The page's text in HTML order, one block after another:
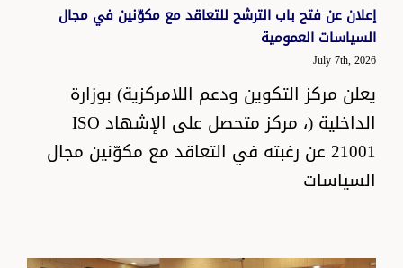
إعلان عن فتح باب الترشح للتعاقد مع مكوّنين في مجال
السياسات العمومية
July 7th, 2026
يعلن مركز التكوين ودعم اللامركزية) بوزارة
الداخلية (، مركز متحصل على الإشهاد ISO
21001 عن رغبته في التعاقد مع مكوّنين مجال
السياسات